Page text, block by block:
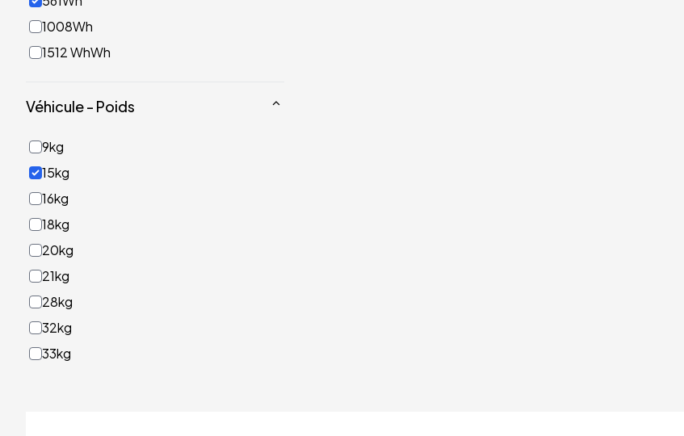
1008Wh
1512 WhWh
Véhicule - Poids
9kg
15kg
16kg
18kg
20kg
21kg
28kg
32kg
33kg